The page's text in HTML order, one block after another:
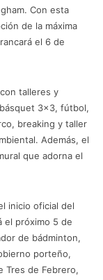
Con esta
de la máxima
el 6 de
talleres y
3×3, fútbol,
breaking y taller
Además, el
que adorna el
inicio oficial del
el próximo 5 de
de bádminton,
porteño,
Tres de Febrero,